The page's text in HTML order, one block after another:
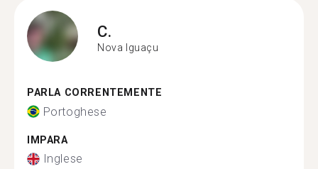
C.
Nova Iguaçu
PARLA CORRENTEMENTE
Portoghese
IMPARA
Inglese